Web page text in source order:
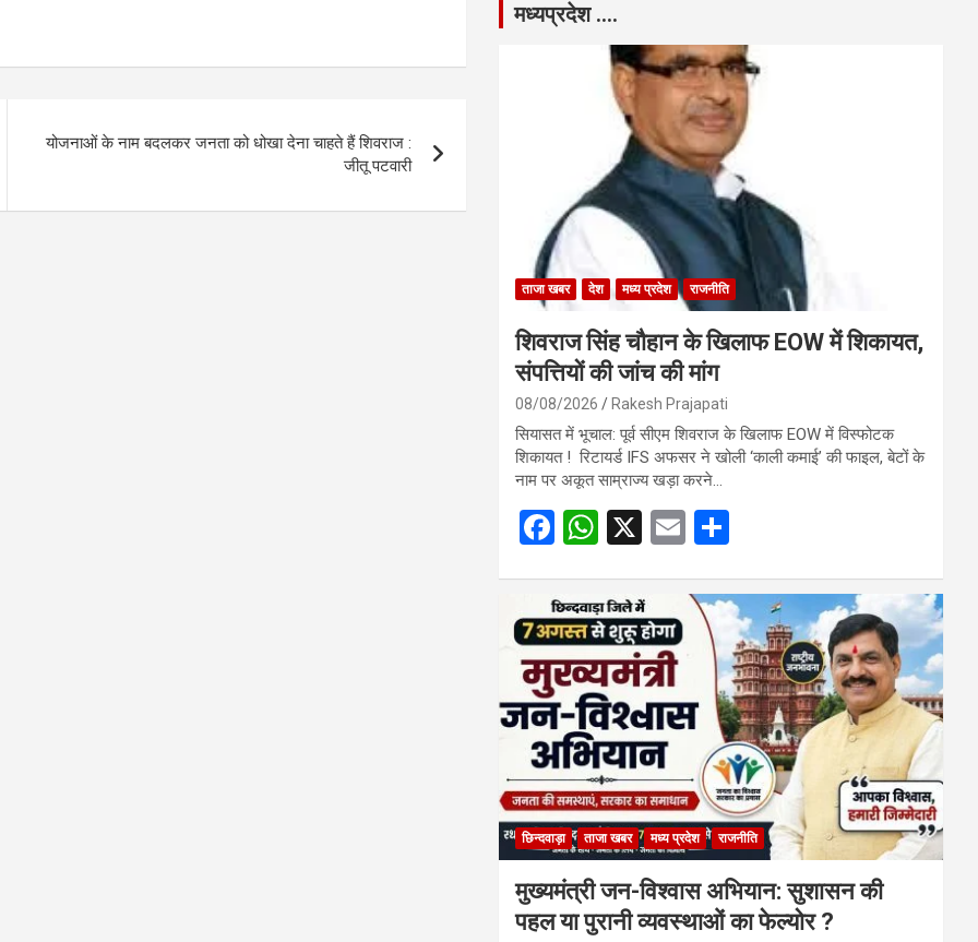
योजनाओं के नाम बदलकर जनता को धोखा देना चाहते हैं शिवराज :
जीतू पटवारी
मध्यप्रदेश ….
ताजा खबर देश मध्य प्रदेश राजनीति
शिवराज सिंह चौहान के खिलाफ EOW में शिकायत,
संपत्तियों की जांच की मांग
08/08/2026 Rakesh Prajapati
सियासत में भूचाल: पूर्व सीएम शिवराज के खिलाफ EOW में विस्फोटक
शिकायत ! रिटायर्ड IFS अफसर ने खोली ‘काली कमाई’ की फाइल, बेटों के
नाम पर अकूत साम्राज्य खड़ा करने…
F
ce
b
o
o
k
W
at
s
A
p
p
X
E
ail ar
e
छिन्दवाड़ा ताजा खबर मध्य प्रदेश राजनीति
मुख्यमंत्री जन-विश्वास अभियान: सुशासन की
पहल या पुरानी व्यवस्थाओं का फेल्योर ?